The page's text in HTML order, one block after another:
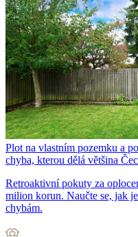
Plot na vlastním pozemku a
chyba, kterou dělá většina
Retroaktivní pokuty za
milion korun. Naučte se, jak
chybám.